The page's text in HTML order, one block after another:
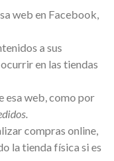
web en Facebook,
a sus
en las tiendas
esa web, como por
compras online,
la tienda física si es